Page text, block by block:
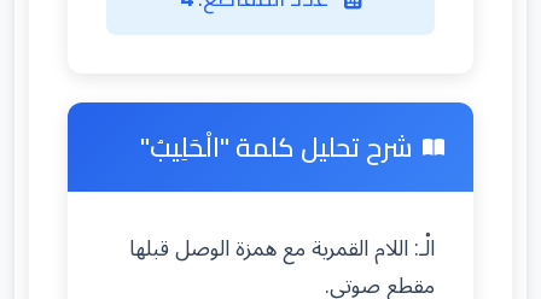
شرح تحليل كلمة "الْحَلِيبُ"
الْـ: اللام القمرية مع همزة الوصل قبلها
مقطع صوتي.